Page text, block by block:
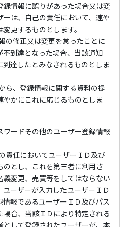
録情報に誤りがあった場合又は変
は、自己の責任において、速や
更するものとします。
修正又は変更を怠ったことに
不到達となった場合、当該通知
到達したとみなされるものとしま
、登録情報に関する資料の提
かにこれに応じるものとしま
ードその他のユーザー登録情報
任においてユーザーＩＤ及び
のとし、これを第三者に利用さ
義変更、売買等をしてはならない
ーザーが入力したユーザーＩＤ
報であるユーザーＩＤ及びパス
場合、当該ＩＤにより特定される
として登録されたユーザーが、本